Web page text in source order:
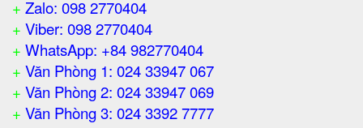
+ Zalo: 098 2770404
+ Viber: 098 2770404
+ WhatsApp: +84 982770404
+ Văn Phòng 1: 024 33947 067
+ Văn Phòng 2: 024 33947 069
+ Văn Phòng 3: 024 3392 7777